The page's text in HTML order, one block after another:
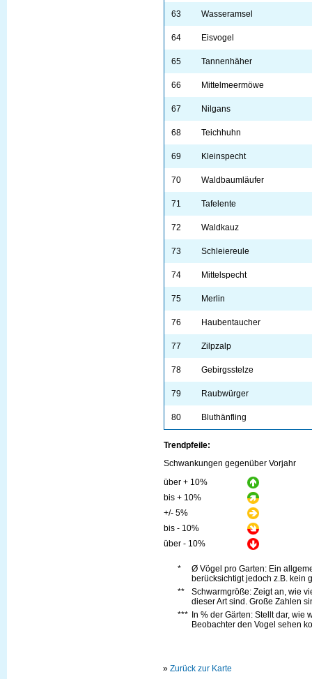
63 Wasseramsel
64 Eisvogel
65 Tannenhäher
66 Mittelmeermöwe
67 Nilgans
68 Teichhuhn
69 Kleinspecht
70 Waldbaumläufer
71 Tafelente
72 Waldkauz
73 Schleiereule
74 Mittelspecht
75 Merlin
76 Haubentaucher
77 Zilpzalp
78 Gebirgsstelze
79 Raubwürger
80 Bluthänfling
Trendpfeile:
Schwankungen gegenüber Vorjahr
über + 10%
bis + 10%
+/- 5%
bis - 10%
über - 10%
*
Ø Vögel pro Garten: Ein
berücksichtigt jedoch z.B. kein
**
Schwarmgröße: Zeigt an, wie
dieser Art sind. Große Zahlen
*** In % der Gärten: Stellt dar,
Beobachter den Vogel sehen
» Zurück zur Karte